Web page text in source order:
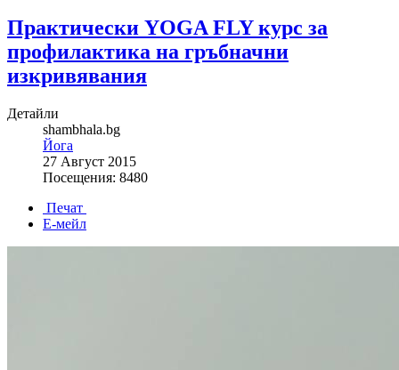
Практически YOGA FLY курс за
профилактика на гръбначни
изкривявания
Детайли
shambhala.bg
Йога
27 Август 2015
Посещения: 8480
Печат
Е-мейл